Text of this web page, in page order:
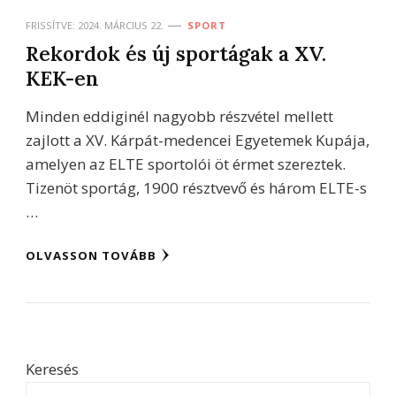
FRISSÍTVE: 2024. MÁRCIUS 22. SPORT
Rekordok és új sportágak a XV.
KEK-en
Minden eddiginél nagyobb részvétel mellett
zajlott a XV. Kárpát-medencei Egyetemek Kupája,
amelyen az ELTE sportolói öt érmet szereztek.
Tizenöt sportág, 1900 résztvevő és három ELTE-s
…
OLVASSON TOVÁBB
Keresés